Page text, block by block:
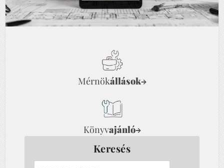
Mérnökállások→
Könyvajánló→
Keresés